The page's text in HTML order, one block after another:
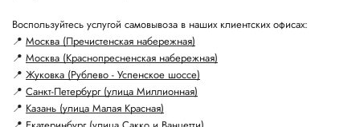
Воспользуйтесь услугой самовывоза в наших клиентских офисах:
📍 Москва (Пречистенская набережная)
📍 Москва (Краснопресненская набережная)
📍 Жуковка (Рублево - Успенское шоссе)
📍 Санкт-Петербург (улица Миллионная)
📍 Казань (улица Малая Красная)